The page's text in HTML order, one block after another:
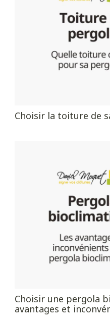
Choisir la toiture de
Choisir une pergola
avantages et